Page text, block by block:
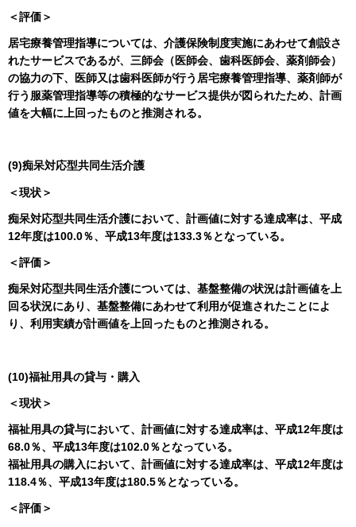
＜評価＞
居宅療養管理指導については、介護保険制度実施にあわせて創設さ
れたサービスであるが、三師会（医師会、歯科医師会、薬剤師会）
の協力の下、医師又は歯科医師が行う居宅療養管理指導、薬剤師が
行う服薬管理指導等の積極的なサービス提供が図られたため、計画
値を大幅に上回ったものと推測される。
(9)痴呆対応型共同生活介護
＜現状＞
痴呆対応型共同生活介護において、計画値に対する達成率は、平成
12年度は100.0％、平成13年度は133.3％となっている。
＜評価＞
痴呆対応型共同生活介護については、基盤整備の状況は計画値を上
回る状況にあり、基盤整備にあわせて利用が促進されたことによ
り、利用実績が計画値を上回ったものと推測される。
(10)福祉用具の貸与・購入
＜現状＞
福祉用具の貸与において、計画値に対する達成率は、平成12年度は
68.0％、平成13年度は102.0％となっている。
福祉用具の購入において、計画値に対する達成率は、平成12年度は
118.4％、平成13年度は180.5％となっている。
＜評価＞